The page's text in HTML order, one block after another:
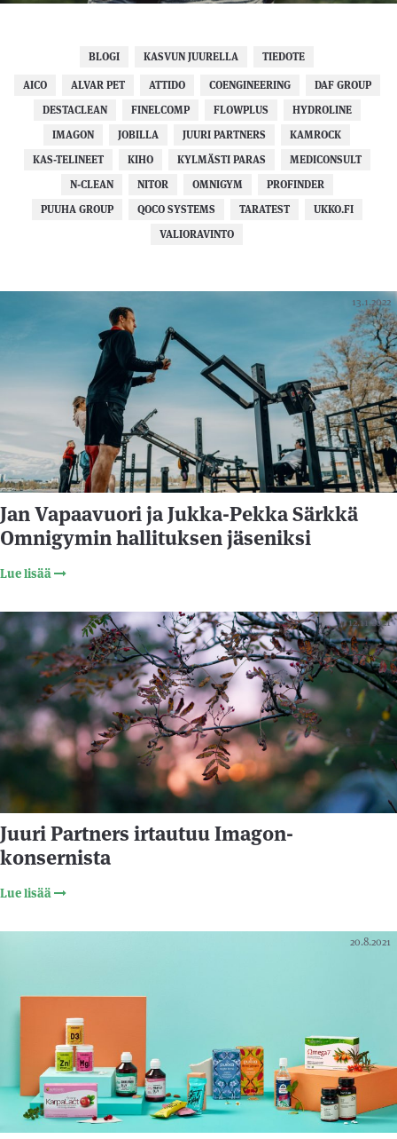
BLOGI KASVUN JUURELLA TIEDOTE
AICO ALVAR PET ATTIDO COENGINEERING
DAF GROUP
DESTACLEAN
FINELCOMP FLOWPLUS
HYDROLINE
IMAGON
JOBILLA JUURI PARTNERS
KAMROCK
KAS-TELINEET
KIHO KYLMÄSTI PARAS
MEDICONSULT
N-CLEAN
NITOR OMNIGYM
PROFINDER
PUUHA GROUP
QOCO SYSTEMS TARATEST
UKKO.FI
VALIORAVINTO
13.1.2022
Jan Vapaavuori ja Jukka-Pekka Särkkä
Omnigymin hallituksen jäseniksi
Lue lisää
12.11.2021
Juuri Partners irtautuu Imagon-
konsernista
Lue lisää
20.8.2021